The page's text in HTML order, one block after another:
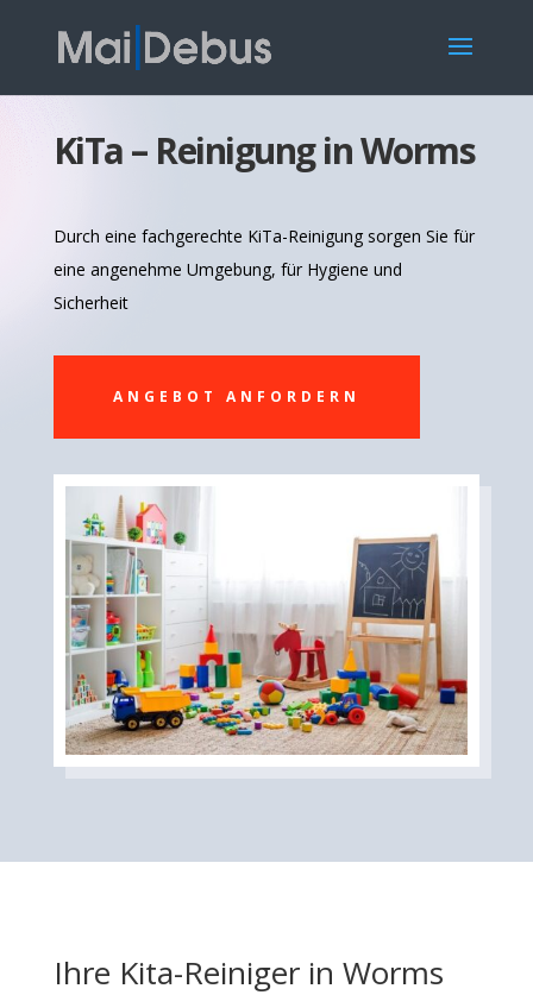
KiTa – Reinigung in Worms
Durch eine fachgerechte KiTa-Reinigung sorgen Sie für
eine angenehme Umgebung, für Hygiene und
Sicherheit
ANGEBOT ANFORDERN
Ihre Kita-Reiniger in Worms